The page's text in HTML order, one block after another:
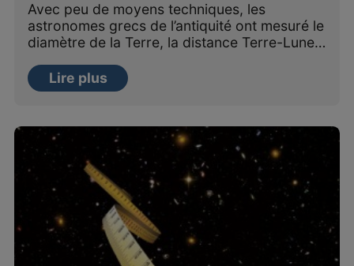
Avec peu de moyens techniques, les
astronomes grecs de l’antiquité ont mesuré le
diamètre de la Terre, la distance Terre-Lune…
Lire plus